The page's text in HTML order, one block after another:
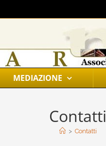
MEDIAZIONE
Contatti
> Contatti